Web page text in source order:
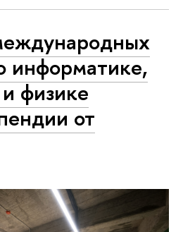
информатике,
физике
от